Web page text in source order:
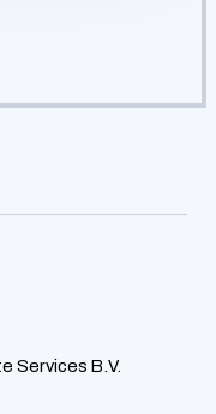
Services B.V.